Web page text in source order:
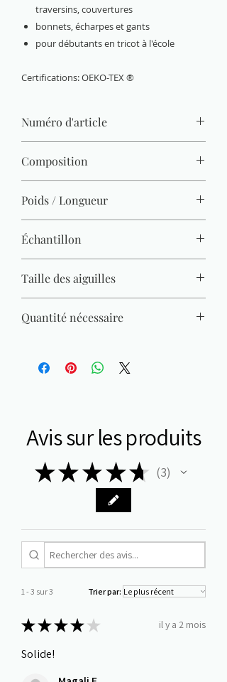
traversins, couvertures
bonnets, écharpes et gants
pour débutants en tricot à l'école
Certifications: OEKO-TEX ®
Numéro d'article
Composition
Poids / Longueur
Échantillon
Taille des aiguilles
Quantité nécessaire
Avis sur les produits
★★ ★ ★★ 3
3
1 - 3 sur 3 Trier par:
★★★★ ★ il y a 2 mois
Solide!